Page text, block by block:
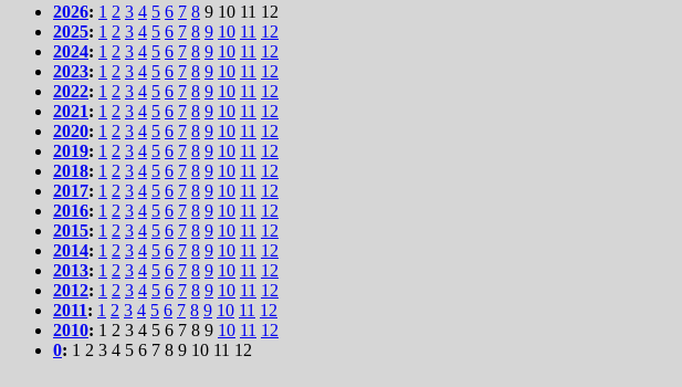
2026: 1 2 3 4 5 6 7 8 9 10 11 12
2025: 1 2 3 4 5 6 7 8 9 10 11 12
2024: 1 2 3 4 5 6 7 8 9 10 11 12
2023: 1 2 3 4 5 6 7 8 9 10 11 12
2022: 1 2 3 4 5 6 7 8 9 10 11 12
2021: 1 2 3 4 5 6 7 8 9 10 11 12
2020: 1 2 3 4 5 6 7 8 9 10 11 12
2019: 1 2 3 4 5 6 7 8 9 10 11 12
2018: 1 2 3 4 5 6 7 8 9 10 11 12
2017: 1 2 3 4 5 6 7 8 9 10 11 12
2016: 1 2 3 4 5 6 7 8 9 10 11 12
2015: 1 2 3 4 5 6 7 8 9 10 11 12
2014: 1 2 3 4 5 6 7 8 9 10 11 12
2013: 1 2 3 4 5 6 7 8 9 10 11 12
2012: 1 2 3 4 5 6 7 8 9 10 11 12
2011: 1 2 3 4 5 6 7 8 9 10 11 12
2010: 1 2 3 4 5 6 7 8 9 10 11 12
0: 1 2 3 4 5 6 7 8 9 10 11 12